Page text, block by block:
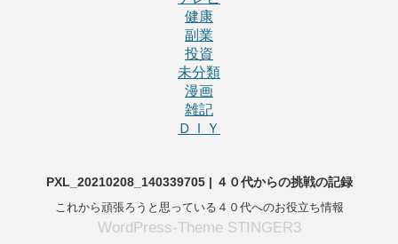
健康
副業
投資
未分類
漫画
雑記
ＤＩＹ
PXL_20210208_140339705 | ４０代からの挑戦の記録
これから頑張ろうと思っている４０代へのお役立ち情報
WordPress-Theme STINGER3